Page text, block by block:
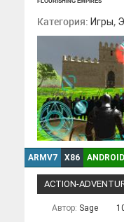
Категория: Игры,
ARMV7 X86
ACTION-
Автор: Sage